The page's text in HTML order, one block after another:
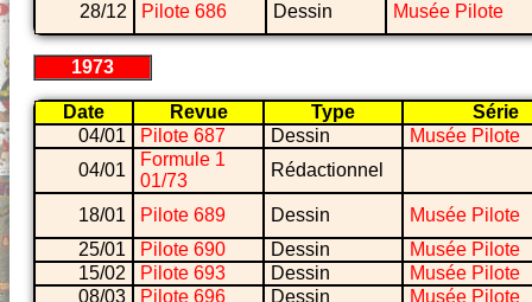
28/12 Pilote 686 Dessin Musée Pilote
1973
Date Revue Type
Série
04/01
Pilote 687 Dessin
Musée Pilote
04/01
Formule 1
01/73
Rédactionnel
18/01 Pilote 689 Dessin
Musée Pilote
25/01
Pilote 690 Dessin
Musée Pilote
15/02
Pilote 693 Dessin
Musée Pilote
08/03
Pilote 696 Dessin
Musée Pilote